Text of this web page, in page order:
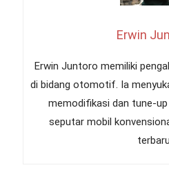
Erwin
Erwin Juntoro memiliki
di bidang otomotif. Ia
memodifikasi dan tune-
seputar mobil